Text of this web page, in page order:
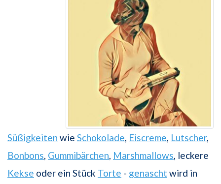
Süßigkeiten wie Schokolade Eiscreme Lutscher,
Bonbons Gummibärchen Marshmallows , leckere
Kekse oder ein Stück Torte - genascht wird in